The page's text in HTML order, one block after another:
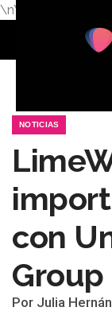
\n\n
NOTICIAS
con
Group
Por Julia